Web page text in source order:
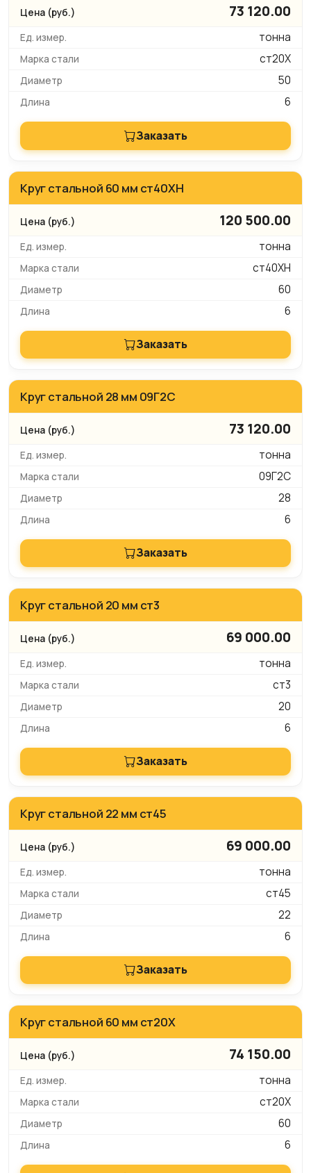
73 120.00
тонна
ст20Х
50
6
Заказать
Круг стальной 60 мм ст40ХН
120 500.00
тонна
ст40ХН
60
6
Заказать
Круг стальной 28 мм 09Г2С
73 120.00
тонна
09Г2С
28
6
Заказать
Круг стальной 20 мм ст3
69 000.00
тонна
ст3
20
6
Заказать
Круг стальной 22 мм ст45
69 000.00
тонна
ст45
22
6
Заказать
Круг стальной 60 мм ст20Х
74 150.00
тонна
ст20Х
60
6